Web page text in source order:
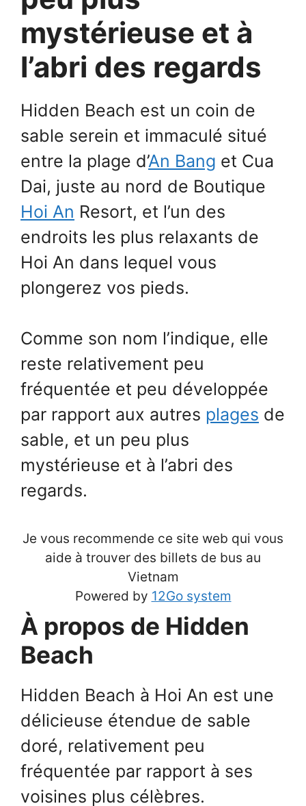
mystérieuse et à
l’abri des regards
Hidden Beach est un coin de
sable serein et immaculé situé
entre la plage d’An Bang et Cua
Dai, juste au nord de Boutique
Hoi An Resort, et l’un des
endroits les plus relaxants de
Hoi An dans lequel vous
plongerez vos pieds.
Comme son nom l’indique, elle
reste relativement peu
fréquentée et peu développée
par rapport aux autres plages de
sable, et un peu plus
mystérieuse et à l’abri des
regards.
Je vous recommende ce site web qui vous
aide à trouver des billets de bus au
Vietnam
Powered by 12Go system
À propos de Hidden
Beach
Hidden Beach à Hoi An est une
délicieuse étendue de sable
doré, relativement peu
fréquentée par rapport à ses
voisines plus célèbres.